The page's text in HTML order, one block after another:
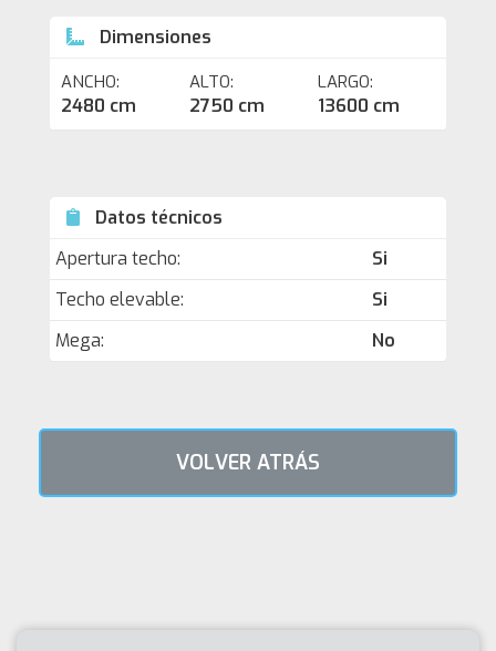
Dimensiones
ANCHO:
2480 cm
ALTO:
2750 cm
LARGO:
13600 cm
Datos técnicos
Apertura techo:
Si
Techo elevable:
Si
Mega:
No
VOLVER ATRÁS